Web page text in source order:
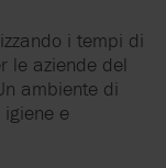
i tempi di
le aziende del
ambiente di
e